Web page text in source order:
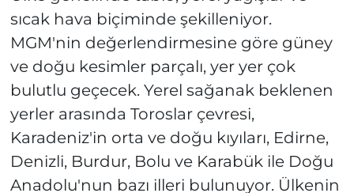
sıcak hava biçiminde şekilleniyor.
MGM'nin değerlendirmesine göre güney
ve doğu kesimler parçalı, yer yer çok
bulutlu geçecek. Yerel sağanak beklenen
yerler arasında Toroslar çevresi,
Karadeniz'in orta ve doğu kıyıları, Edirne,
Denizli, Burdur, Bolu ve Karabük ile Doğu
Anadolu'nun bazı illeri bulunuyor. Ülkenin